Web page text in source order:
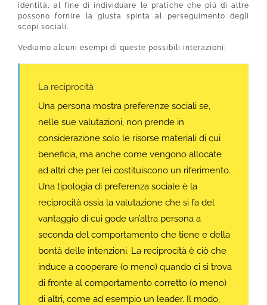
identità, al fine di individuare le pratiche che più di altre
possono fornire la giusta spinta al perseguimento degli
scopi sociali.
Vediamo alcuni esempi di queste possibili interazioni:
La reciprocità
Una persona mostra preferenze sociali se,
nelle sue valutazioni, non prende in
considerazione solo le risorse materiali di cui
beneficia, ma anche come vengono allocate
ad altri che per lei costituiscono un riferimento.
Una tipologia di preferenza sociale è la
reciprocità ossia la valutazione che si fa del
vantaggio di cui gode un’altra persona a
seconda del comportamento che tiene e della
bontà delle intenzioni. La reciprocità è ciò che
induce a cooperare (o meno) quando ci si trova
di fronte al comportamento corretto (o meno)
di altri, come ad esempio un leader. Il modo,